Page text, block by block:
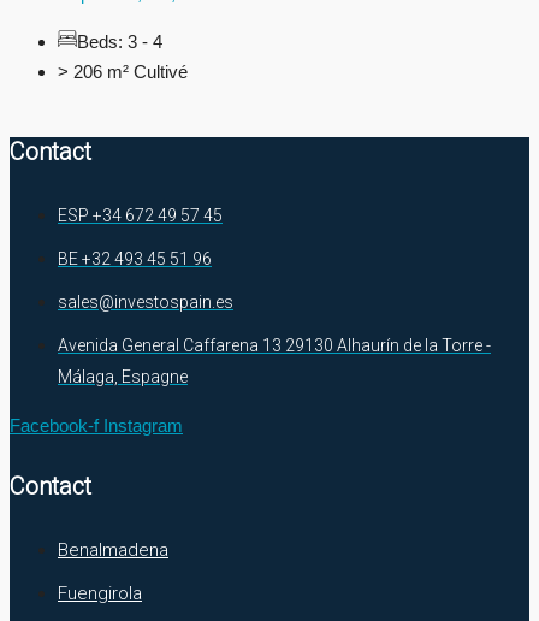
Beds: 3 - 4
> 206 m² Cultivé
Contact
ESP +34 672 49 57 45
BE +32 493 45 51 96
sales@investospain.es
Avenida General Caffarena 13 29130 Alhaurín de la Torre -
Málaga, Espagne
Facebook-f Instagram
Contact
Benalmadena
Fuengirola